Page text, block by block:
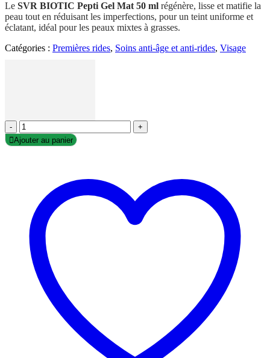
Le SVR BIOTIC Pepti Gel Mat 50 ml régénère, lisse et matifie la
peau tout en réduisant les imperfections, pour un teint uniforme et
éclatant, idéal pour les peaux mixtes à grasses.
Catégories : Premières rides, Soins anti-âge et anti-rides, Visage
-
+
Ajouter au panier